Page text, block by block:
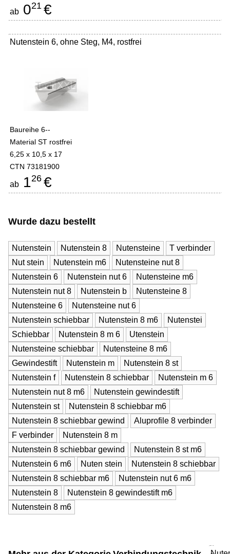
ab 021 €
Nutenstein 6, ohne Steg, M4, rostfrei
Baureihe 6--
Material ST rostfrei
6,25 x 10,5 x 17
CTN 73181900
ab 126 €
Wurde dazu bestellt
Nutenstein Nutenstein 8 Nutensteine
T verbinder
Nut stein
Nutenstein m6
Nutensteine nut 8
Nutenstein 6
Nutenstein nut 6
Nutensteine m6
Nutenstein nut 8
Nutenstein b
Nutensteine 8
Nutensteine 6
Nutensteine nut 6
Nutenstein schiebbar
Nutenstein 8 m6
Nutenstei
Schiebbar
Nutenstein 8 m 6
Utenstein
Nutensteine schiebbar
Nutensteine 8 m6
Gewindestift
Nutenstein m
Nutenstein 8 st
Nutenstein f
Nutenstein 8 schiebbar
Nutenstein m 6
Nutenstein nut 8 m6
Nutenstein gewindestift
Nutenstein st
Nutenstein 8 schiebbar m6
Nutenstein 8 schiebbar gewind
Aluprofile 8 verbinder
F verbinder
Nutenstein 8 m
Nutenstein 8 schiebbar gewind
Nutenstein 8 st m6
Nutenstein 6 m6
Nuten stein
Nutenstein 8 schiebbar
Nutenstein 8 schiebbar m6
Nutenstein nut 6 m6
Nutenstein 8
Nutenstein 8 gewindestift m6
Nutenstein 8 m6